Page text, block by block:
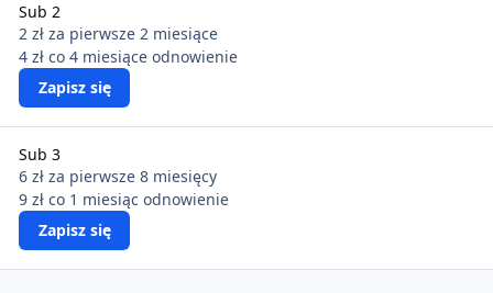
Sub 2
2 zł za pierwsze 2 miesiące
4 zł co 4 miesiące odnowienie
Zapisz się
Sub 3
6 zł za pierwsze 8 miesięcy
9 zł co 1 miesiąc odnowienie
Zapisz się